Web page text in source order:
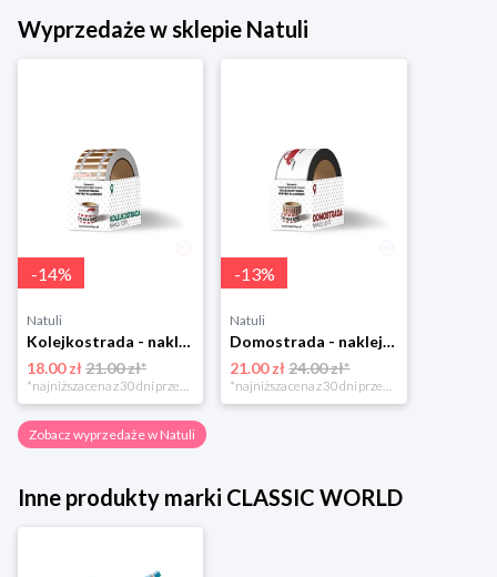
Wyprzedaże w sklepie Natuli
-14%
Natuli
Kolejkostrada - naklejaj tory Zuzutoys
18.00 zł21.00 zł*
*najniższa cena z 30 dni przed obniżką
-13%
Natuli
Domostrada - naklejaj ulice Zuzutoys
21.00 zł 24.00 zł*
*najniższa cena z 30 dni przed obniżką
Zobacz wyprzedaże w Natuli
Inne produkty marki CLASSIC WORLD